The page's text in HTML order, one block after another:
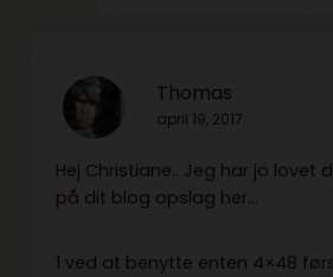
Thomas
april 19, 2017
Hej Christiane.. Jeg har jo lovet
på dit blog opslag her…
1 ved at benytte enten 4×48